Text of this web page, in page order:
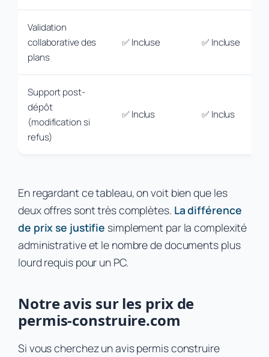
Validation
collaborative des
plans
✅ Incluse ✅ Incluse
Support post-
dépôt
(modification si
refus)
✅ Inclus ✅ Inclus
En regardant ce tableau, on voit bien que les
deux offres sont très complètes. La différence
de prix se justifie simplement par la complexité
administrative et le nombre de documents plus
lourd requis pour un PC.
Notre avis sur les prix de
permis-construire.com
Si vous cherchez un avis permis construire